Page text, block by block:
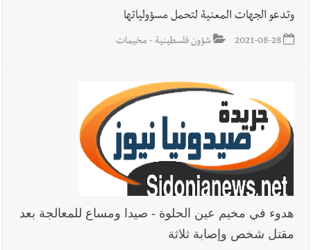
وتدعو الجهات المعنية لتحمل مسؤولياتها
2021-08-28 شؤون فلسطينية - مخيمات
هدوء في مخيم عين الحلوة - صيدا ومساع للمعالجة بعد
مقتل شخص وإصابة ثلاثة